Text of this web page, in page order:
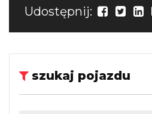
Udostępnij:
szukaj pojazdu